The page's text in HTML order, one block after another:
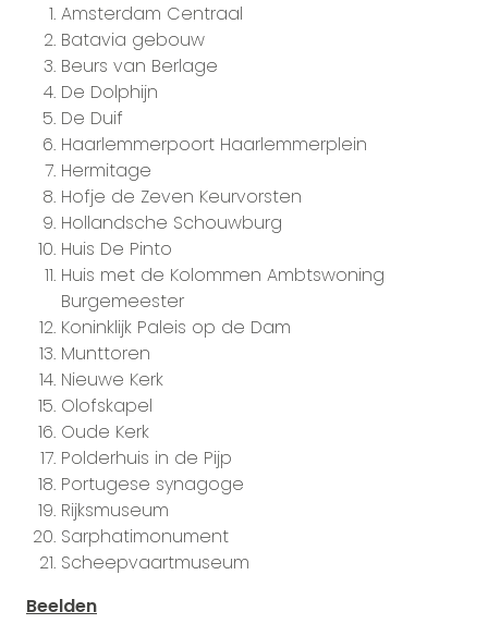
Amsterdam Centraal
Batavia gebouw
Beurs van Berlage
De Dolphijn
De Duif
Haarlemmerpoort Haarlemmerplein
Hermitage
Hofje de Zeven Keurvorsten
Hollandsche Schouwburg
Huis De Pinto
Huis met de Kolommen Ambtswoning
Burgemeester
Koninklijk Paleis op de Dam
Munttoren
Nieuwe Kerk
Olofskapel
Oude Kerk
Polderhuis in de Pijp
Portugese synagoge
Rijksmuseum
Sarphatimonument
Scheepvaartmuseum
Beelden